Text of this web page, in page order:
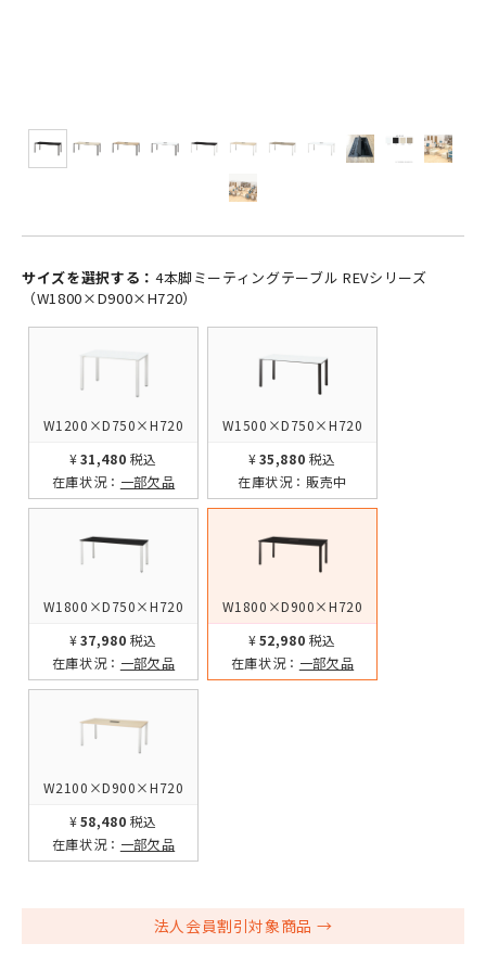
サイズを選択する： 4本脚ミーティングテーブル REVシリーズ
（W1800×D900×H720）
W1200×D750×H720
¥31,480 税込
在庫状況： 一部欠品
W1500×D750×H720
¥35,880 税込
在庫状況： 販売中
W1800×D750×H720
¥37,980 税込
在庫状況： 一部欠品
W1800×D900×H720
¥52,980 税込
在庫状況： 一部欠品
W2100×D900×H720
¥58,480 税込
在庫状況： 一部欠品
法人会員割引対象商品